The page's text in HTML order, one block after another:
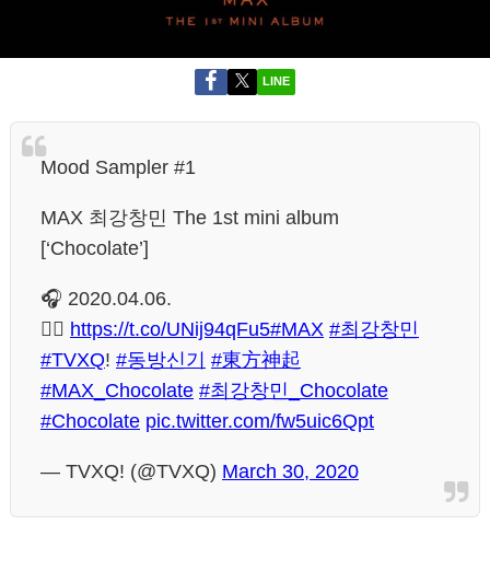
LINE
Mood Sampler #1
MAX 최강창민 The 1st mini album
[‘Chocolate’]
🎧 2020.04.06.
👉🏻 https://t.co/UNij94qFu5#MAX #최강창민
#TVXQ! #동방신기
#東方神起
#MAX_Chocolate #최강창민_Chocolate
#Chocolate pic.twitter.com/fw5uic6Qpt
— TVXQ! (@TVXQ) March 30, 2020